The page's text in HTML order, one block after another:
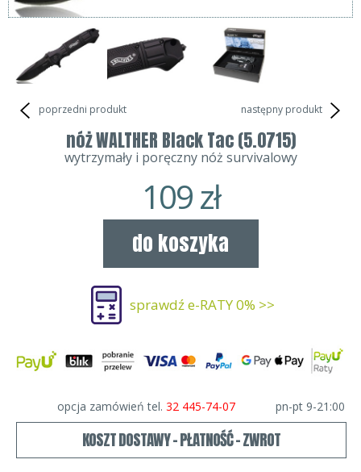
poprzedni produkt następny produkt
nóż WALTHER Black Tac (5.0715)
wytrzymały i poręczny nóż survivalowy
109zł
do koszyka
sprawdź e-RATY 0% >>
opcja zamówień tel. 32 445-74-07 pn-pt 9-21:00
KOSZT DOSTAWY - PŁATNOŚĆ - ZWROT